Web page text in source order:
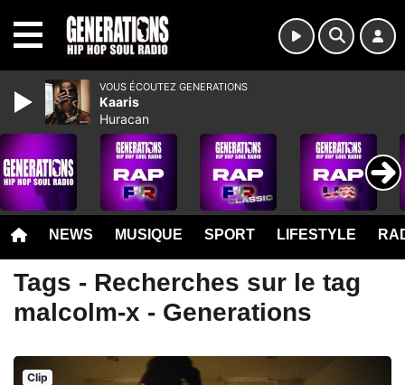
NEWS MUSIQUE SPORT LIFESTYLE
Tags - Recherches sur le tag
malcolm-x - Generations
Clip
VOUS ÉCOUTEZ GENERATIONS
Kaaris
Huracan